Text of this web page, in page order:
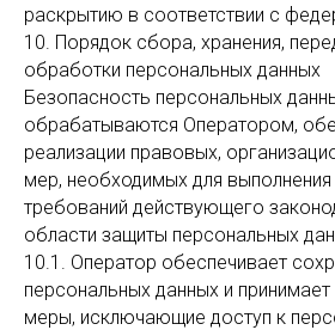
раскрытию в соответствии с
10. Порядок сбора, хранения,
обработки персональных данных
Безопасность персональных
обрабатываются Оператором,
реализации правовых,
мер, необходимых для
требований действующего
области защиты персональных
10.1. Оператор обеспечивает
персональных данных и
меры, исключающие доступ к